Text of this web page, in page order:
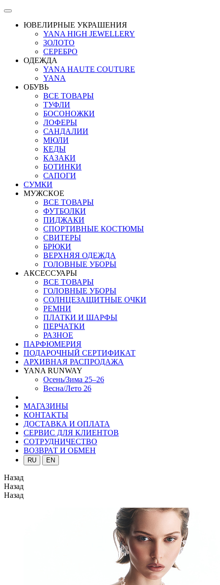
ЮВЕЛИРНЫЕ УКРАШЕНИЯ
YANA HIGH JEWELLERY
ЗОЛОТО
СЕРЕБРО
ОДЕЖДА
YANA HAUTE COUTURE
YANA
ОБУВЬ
ВСЕ ТОВАРЫ
ТУФЛИ
БОСОНОЖКИ
ЛОФЕРЫ
САНДАЛИИ
МЮЛИ
КЕДЫ
КАЗАКИ
БОТИНКИ
САПОГИ
СУМКИ
МУЖСКОЕ
ВСЕ ТОВАРЫ
ФУТБОЛКИ
ПИДЖАКИ
СПОРТИВНЫЕ КОСТЮМЫ
СВИТЕРЫ
БРЮКИ
ВЕРХНЯЯ ОДЕЖДА
ГОЛОВНЫЕ УБОРЫ
АКСЕССУАРЫ
ВСЕ ТОВАРЫ
ГОЛОВНЫЕ УБОРЫ
СОЛНЦЕЗАЩИТНЫЕ ОЧКИ
РЕМНИ
ПЛАТКИ И ШАРФЫ
ПЕРЧАТКИ
РАЗНОЕ
ПАРФЮМЕРИЯ
ПОДАРОЧНЫЙ СЕРТИФИКАТ
АРХИВНАЯ РАСПРОДАЖА
YANA RUNWAY
Осень/Зима 25–26
Весна/Лето 26
МАГАЗИНЫ
КОНТАКТЫ
ДОСТАВКА И ОПЛАТА
СЕРВИС ДЛЯ КЛИЕНТОВ
СОТРУДНИЧЕСТВО
ВОЗВРАТ И ОБМЕН
RU EN
Назад
Назад
Назад